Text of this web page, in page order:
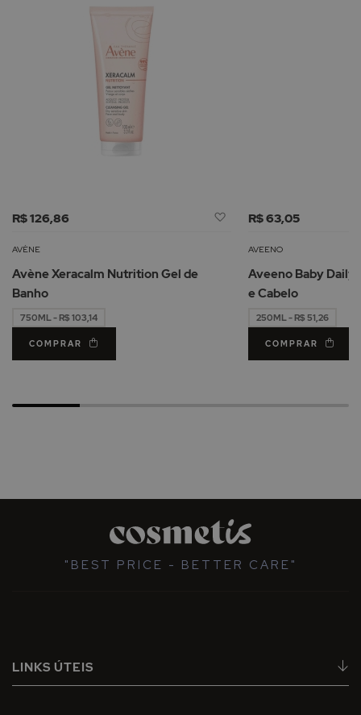
R$ 126,86
Adicionar
Lista
Desejos
AVÈNE
Avène Xeracalm Nutrition Gel de
Banho
750ML - R$ 103,14
COMPRAR
R$ 63,05
AVEENO
Aveeno Baby Daily
e Cabelo
250ML - R$ 51,26
COMPRAR
"BEST PRICE - BETTER CARE"
LINKS ÚTEIS